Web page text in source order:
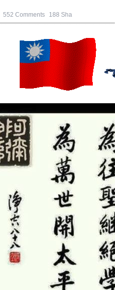
552 Comments 188 Sha